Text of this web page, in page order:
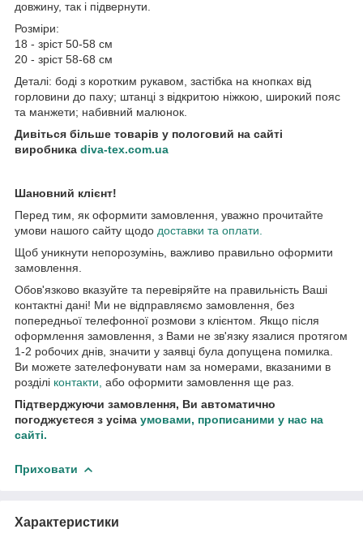
довжину, так і підвернути.
Розміри:
18 - зріст 50-58 см
20 - зріст 58-68 см
Деталі: боді з коротким рукавом, застібка на кнопках від
горловини до паху; штанці з відкритою ніжкою, широкий пояс
та манжети; набивний малюнок.
Дивіться більше товарів у пологовий на сайті
виробника diva-tex.com.ua
Шановний клієнт!
Перед тим, як оформити замовлення, уважно прочитайте
умови нашого сайту щодо доставки та оплати.
Щоб уникнути непорозумінь, важливо правильно оформити
замовлення.
Обов'язково вказуйте та перевіряйте на правильність Ваші
контактні дані! Ми не відправляємо замовлення, без
попередньої телефонної розмови з клієнтом. Якщо після
оформлення замовлення, з Вами не зв'язку язалися протягом
1-2 робочих днів, значити у заявці була допущена помилка.
Ви можете зателефонувати нам за номерами, вказаними в
розділі контакти або оформити замовлення ще раз.
Підтверджуючи замовлення, Ви автоматично
погоджуєтеся з усіма умовами, прописаними у нас на
сайті.
Приховати
Характеристики